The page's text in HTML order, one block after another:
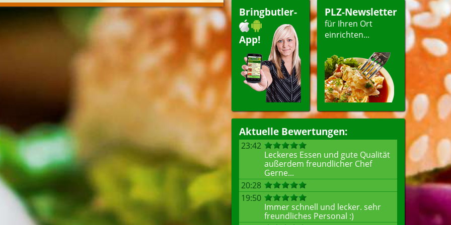
Bringbutler-
App!
PLZ-Newsletter
für Ihren Ort
einrichten...
Aktuelle Bewertungen:
23:42
Leckeres Essen und gute Qualität
außerdem freundlicher Chef
Gerne...
20:28
19:50
Immer schnell und lecker. sehr
freundliches Personal :)